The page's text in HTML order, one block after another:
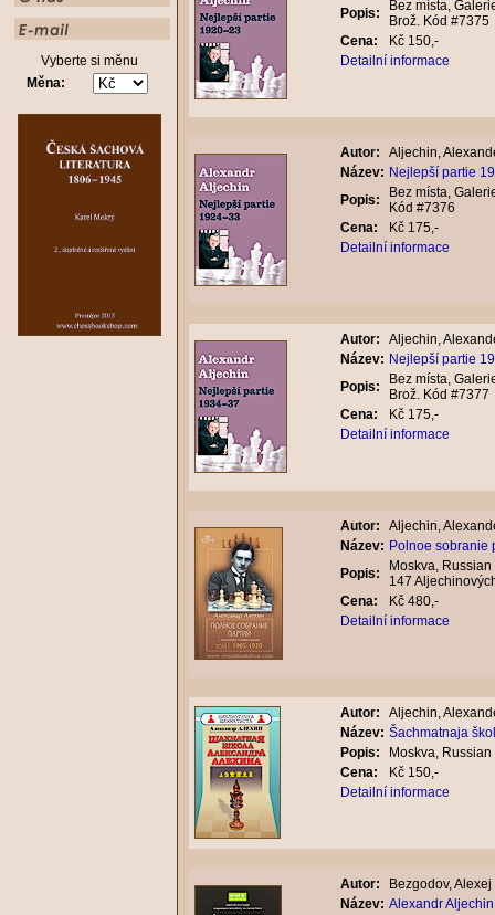
Vyberte si měnu
Měna:
Popis:
Bez místa,
Brož. Kód #7375
Cena:
Kč 150,-
Detailní informace
Autor:
Aljechin,
Název: Nejlepší partie
Popis:
Bez místa,
Kód #7376
Cena:
Kč 175,-
Detailní informace
Autor:
Aljechin,
Název: Nejlepší partie
Popis:
Bez místa,
Brož. Kód #7377
Cena:
Kč 175,-
Detailní informace
Autor:
Aljechin,
Název: Polnoe sobranie
Popis:
Moskva,
147
Cena:
Kč 480,-
Detailní informace
Autor:
Aljechin,
Název: Šachmatnaja
Popis:
Moskva,
Cena:
Kč 150,-
Detailní informace
Autor:
Bezgodov, Alexej
Název: Alexandr